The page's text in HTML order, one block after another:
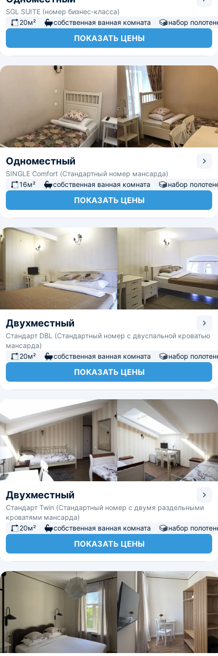
SGL SUITE (номер бизнес-класса)
20м²
собственная ванная комната набор
ПОКАЗАТЬ ЦЕНЫ
Одноместный
SINGLE Comfort (Стандартный номер мансарда)
16м²
собственная ванная комната набор
ПОКАЗАТЬ ЦЕНЫ
Двухместный
Стандарт DBL (Стандартный номер с двуспальной кроватью
мансарда)
20м²
собственная ванная комната набор
ПОКАЗАТЬ ЦЕНЫ
Двухместный
Стандарт Twin (Стандартный номер с двумя раздельными
кроватями мансарда)
20м²
собственная ванная комната набор
ПОКАЗАТЬ ЦЕНЫ